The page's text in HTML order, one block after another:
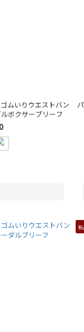
ムいりウエストバン
ボクサーブリーフ